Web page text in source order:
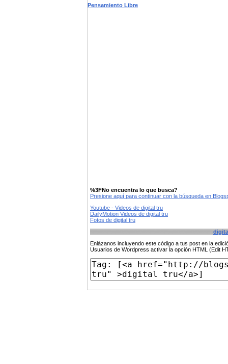
Pensamiento Libre
%3FNo encuentra lo que busca?
Presione aquí para continuar con la búsqueda en
Youtube - Videos de digital tru
DailyMotion Videos de digital tru
Fotos de digital tru
Enlázanos incluyendo este código a tus post en la
Usuarios de Wordpress activar la opción HTML (Edit